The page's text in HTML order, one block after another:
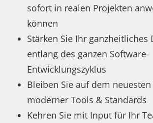
sofort in realen Projekten
können
Stärken Sie Ihr ganzheitliches
entlang des ganzen Software-
Entwicklungszyklus
Bleiben Sie auf dem neuesten
moderner Tools & Standards
Kehren Sie mit Input für Ihr